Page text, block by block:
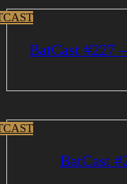
BatCast #227
BatCast